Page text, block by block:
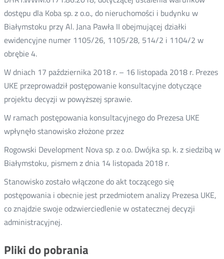
dostępu dla Koba sp. z o.o., do nieruchomości i budynku w
Białymstoku przy Al. Jana Pawła II obejmującej działki
ewidencyjne numer 1105/26, 1105/28, 514/2 i 1104/2 w
obrębie 4.
W dniach 17 października 2018 r. – 16 listopada 2018 r. Prezes
UKE przeprowadził postępowanie konsultacyjne dotyczące
projektu decyzji w powyższej sprawie.
W ramach postępowania konsultacyjnego do Prezesa UKE
wpłynęło stanowisko złożone przez
Rogowski Development Nova sp. z o.o. Dwójka sp. k. z siedzibą w
Białymstoku, pismem z dnia 14 listopada 2018 r.
Stanowisko zostało włączone do akt toczącego się
postępowania i obecnie jest przedmiotem analizy Prezesa UKE,
co znajdzie swoje odzwierciedlenie w ostatecznej decyzji
administracyjnej.
Pliki do pobrania